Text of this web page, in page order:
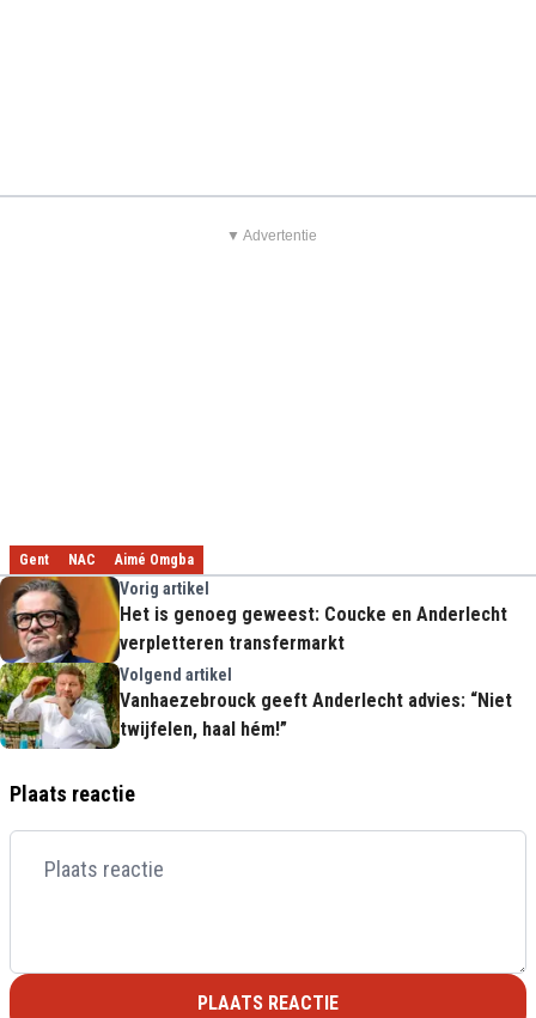
▼ Advertentie
Gent NAC Aimé Omgba
Vorig artikel
Het is genoeg geweest: Coucke en Anderlecht
verpletteren transfermarkt
Volgend artikel
Vanhaezebrouck geeft Anderlecht advies: “Niet
twijfelen, haal hém!”
Plaats reactie
PLAATS REACTIE